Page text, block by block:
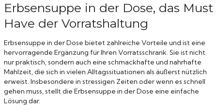
Erbsensuppe in der Dose, das Must
Have der Vorratshaltung
Erbsensuppe in der Dose bietet zahlreiche Vorteile und ist eine
hervorragende Ergänzung für Ihren Vorratsschrank. Sie ist nicht
nur praktisch, sondern auch eine schmackhafte und nahrhafte
Mahlzeit, die sich in vielen Alltagssituationen als äußerst nützlich
erweist. Insbesondere in stressigen Zeiten oder wenn es schnell
gehen muss, stellt die Erbsensuppe in der Dose eine einfache
Lösung dar.